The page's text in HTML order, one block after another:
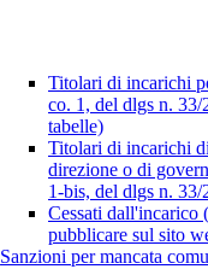
Titolari di incarichi
co. 1, del dlgs n.
tabelle)
Titolari di incarichi
direzione o di
1-bis, del dlgs n. 33/
Cessati dall'incarico
pubblicare sul sito
Sanzioni per mancata